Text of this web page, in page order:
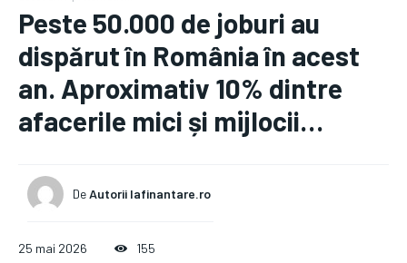
Peste 50.000 de joburi au
dispărut în România în acest
an. Aproximativ 10% dintre
afacerile mici și mijlocii…
DeAutorii Iafinantare.ro
25 mai 2026 155